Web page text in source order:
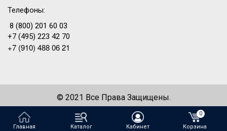
Телефоны:
8 (800) 201 60 03
+7 (495) 223 42 70
+7 (910) 488 06 21
© 2021 Все Права Защищены.
Создание сайта —WeDo
Главная Каталог Кабинет
0
Корзина